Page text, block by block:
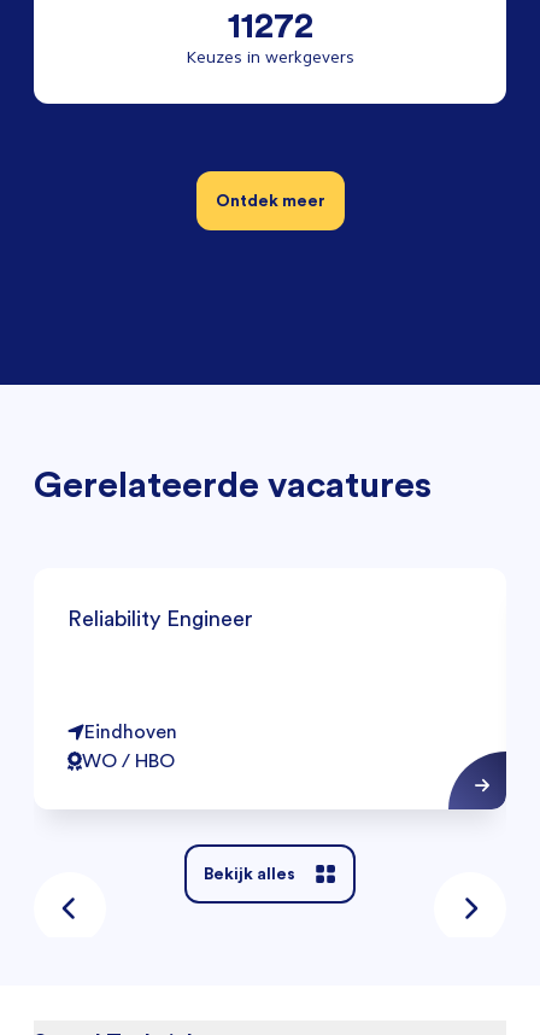
11272
Keuzes in werkgevers
Ontdek meer
Gerelateerde vacatures
Reliability Engineer
Eindhoven
WO / HBO
Bekijk alles